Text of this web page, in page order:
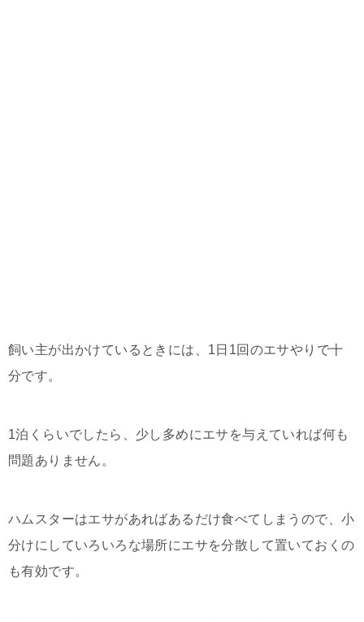
飼い主が出かけているときには、1日1回のエサやりで十
分です。
1泊くらいでしたら、少し多めにエサを与えていれば何も
問題ありません。
ハムスターはエサがあればあるだけ食べてしまうので、小
分けにしていろいろな場所にエサを分散して置いておくの
も有効です。